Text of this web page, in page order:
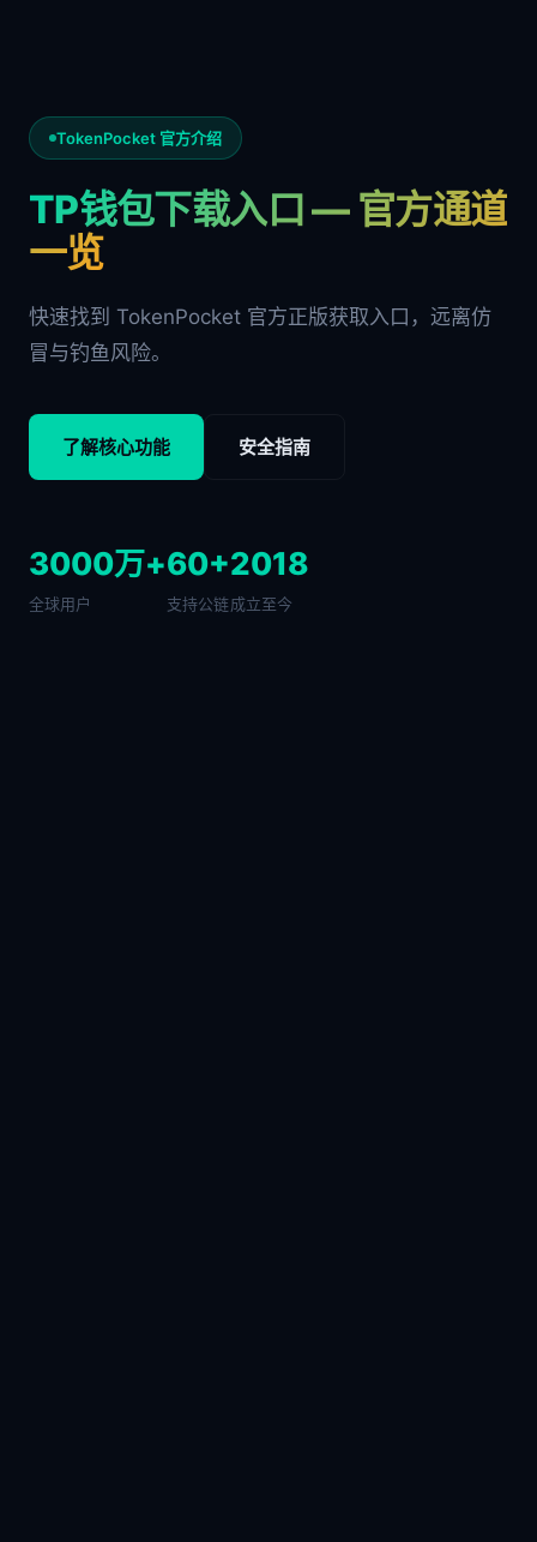
TokenPocket 官方介绍
TP钱包下载入口 — 官方通道
一览
快速找到 TokenPocket 官方正版获取入口，远离仿
冒与钓鱼风险。
了解核心功能 安全指南
3000万+
全球用户
60+
支持公链
2018
成立至今